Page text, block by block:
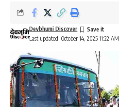
Last updated: October 14, 2025 11:22 AM
Devbhumi Discover